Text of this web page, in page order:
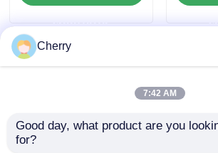
επιφάνειας.
Επαγγελματική
εργοστασιακή
προσαρμογή προφίλ
ερώτησης
Cherry
7:42 AM
Good day, what product are you
for?